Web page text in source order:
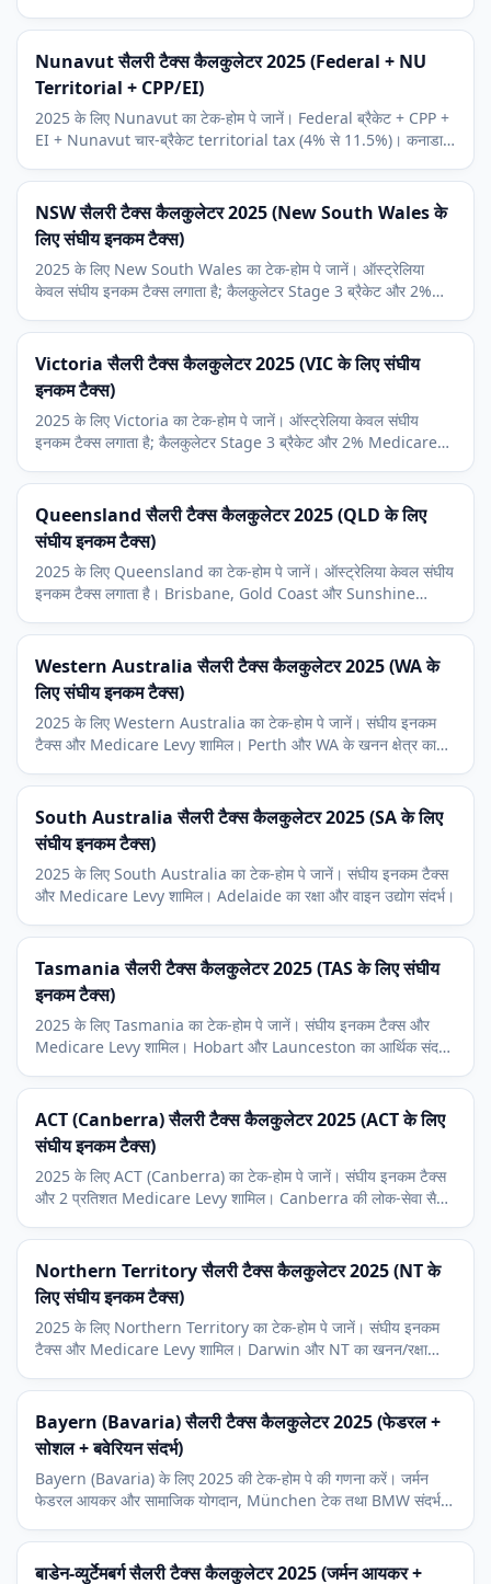
Nunavut सैलरी टैक्स कैलकुलेटर 2025 (Federal + NU
Territorial + CPP/EI)
2025 के लिए Nunavut का टेक-होम पे जानें। Federal ब्रैकेट + CPP +
EI + Nunavut चार-ब्रैकेट territorial tax (4% से 11.5%)। कनाडा
NSW सैलरी टैक्स कैलकुलेटर 2025 (New South Wales के
लिए संघीय इनकम टैक्स)
2025 के लिए New South Wales का टेक-होम पे जानें। ऑस्ट्रेलिया
केवल संघीय इनकम टैक्स लगाता है; कैलकुलेटर Stage 3 ब्रैकेट और 2%
Victoria सैलरी टैक्स कैलकुलेटर 2025 (VIC के लिए संघीय
इनकम टैक्स)
2025 के लिए Victoria का टेक-होम पे जानें। ऑस्ट्रेलिया केवल संघीय
इनकम टैक्स लगाता है; कैलकुलेटर Stage 3 ब्रैकेट और 2% Medicare
Queensland सैलरी टैक्स कैलकुलेटर 2025 (QLD के लिए
संघीय इनकम टैक्स)
2025 के लिए Queensland का टेक-होम पे जानें। ऑस्ट्रेलिया केवल संघीय
इनकम टैक्स लगाता है। Brisbane, Gold Coast और Sunshine
Western Australia सैलरी टैक्स कैलकुलेटर 2025 (WA के
लिए संघीय इनकम टैक्स)
2025 के लिए Western Australia का टेक-होम पे जानें। संघीय इनकम
टैक्स और Medicare Levy शामिल। Perth और WA के खनन क्षेत्र का
South Australia सैलरी टैक्स कैलकुलेटर 2025 (SA के लिए
संघीय इनकम टैक्स)
2025 के लिए South Australia का टेक-होम पे जानें। संघीय इनकम टैक्स
और Medicare Levy शामिल। Adelaide का रक्षा और वाइन उद्योग संदर्भ।
Tasmania सैलरी टैक्स कैलकुलेटर 2025 (TAS के लिए संघीय
इनकम टैक्स)
2025 के लिए Tasmania का टेक-होम पे जानें। संघीय इनकम टैक्स और
Medicare Levy शामिल। Hobart और Launceston का आर्थिक संदर्भ,
ACT (Canberra) सैलरी टैक्स कैलकुलेटर 2025 (ACT के लिए
संघीय इनकम टैक्स)
2025 के लिए ACT (Canberra) का टेक-होम पे जानें। संघीय इनकम टैक्स
और 2 प्रतिशत Medicare Levy शामिल। Canberra की लोक-सेवा सैलरी
Northern Territory सैलरी टैक्स कैलकुलेटर 2025 (NT के
लिए संघीय इनकम टैक्स)
2025 के लिए Northern Territory का टेक-होम पे जानें। संघीय इनकम
टैक्स और Medicare Levy शामिल। Darwin और NT का खनन/रक्षा
Bayern (Bavaria) सैलरी टैक्स कैलकुलेटर 2025 (फेडरल +
सोशल + बवेरियन संदर्भ)
Bayern (Bavaria) के लिए 2025 की टेक-होम पे की गणना करें। जर्मन
फेडरल आयकर और सामाजिक योगदान, München टेक तथा BMW संदर्भ,
बाडेन-व्युर्टेमबर्ग सैलरी टैक्स कैलकुलेटर 2025 (जर्मन आयकर +